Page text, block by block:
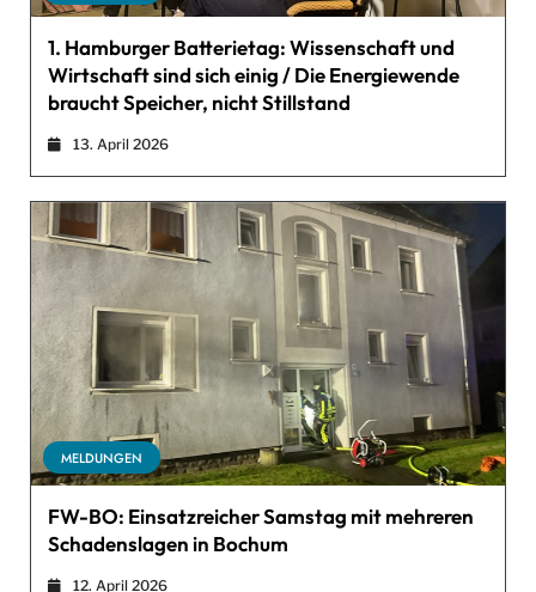
1. Hamburger Batterietag: Wissenschaft und
Wirtschaft sind sich einig / Die Energiewende
braucht Speicher, nicht Stillstand
13. April 2026
MELDUNGEN
FW-BO: Einsatzreicher Samstag mit mehreren
Schadenslagen in Bochum
12. April 2026